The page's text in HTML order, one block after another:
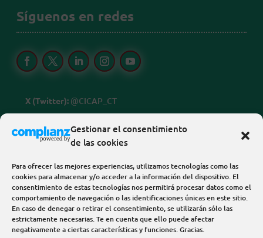
Gestionar el consentimiento
de las cookies
Para ofrecer las mejores experiencias, utilizamos tecnologías como las
cookies para almacenar y/o acceder a la información del dispositivo. El
consentimiento de estas tecnologías nos permitirá procesar datos como el
comportamiento de navegación o las identificaciones únicas en este sitio.
En caso de denegar o retirar el consentimiento, se utilizarán sólo las
estrictamente necesarias. Te en cuenta que ello puede afectar
negativamente a ciertas características y funciones. Gracias.
Síguenos en redes
X (Twitter): @CICAP_CT
FB, IG, Threads y Youtube:@cicapcentrotecnologico